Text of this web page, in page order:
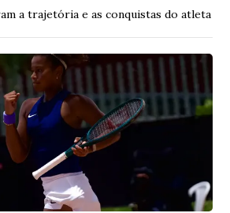
a trajetória e as conquistas do atleta